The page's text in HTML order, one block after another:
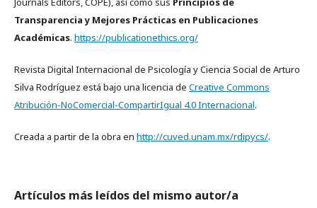
Transparencia y Mejores Prácticas en Publicaciones
Académicas. https://publicationethics.org/
Revista Digital Internacional de Psicología y Ciencia Social de Arturo
Silva Rodríguez está bajo una licencia de Creative Commons
Atribución-NoComercial-CompartirIgual 4.0 Internacional.
Creada a partir de la obra en http://cuved.unam.mx/rdipycs/.
Artículos más leídos del mismo autor/a